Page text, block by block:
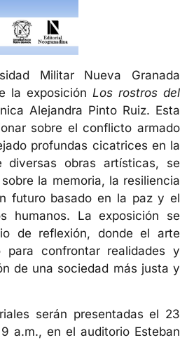
Militar Nueva Granada
la exposición Los rostros del
Alejandra Pinto Ruiz. Esta
sobre el conflicto armado
profundas cicatrices en la
diversas obras artísticas, se
la memoria, la resiliencia
futuro basado en la paz y el
humanos. La exposición se
de reflexión, donde el arte
confrontar realidades y
de una sociedad más justa y
serán presentadas el 23
a.m., en el auditorio Esteban